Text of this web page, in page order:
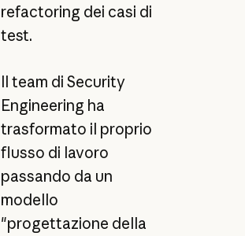
refactoring dei casi di
test.
Il team di Security
Engineering ha
trasformato il proprio
flusso di lavoro
passando da un
modello
"progettazione della